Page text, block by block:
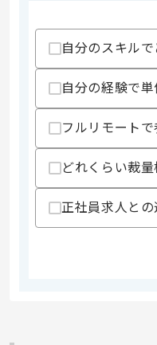
スキル
自分のスキル
自分の経験で
フルリモート
どれくらい裁
正社員求人との